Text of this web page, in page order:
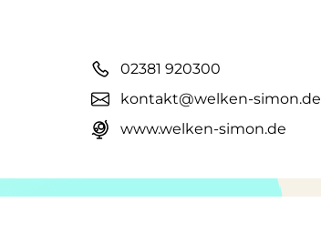
02381 920300
kontakt@welken-simon.de
www.welken-simon.de